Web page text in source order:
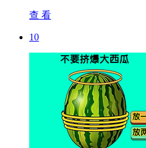
查 看
10